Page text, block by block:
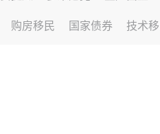
购房移民 国家债券 技术